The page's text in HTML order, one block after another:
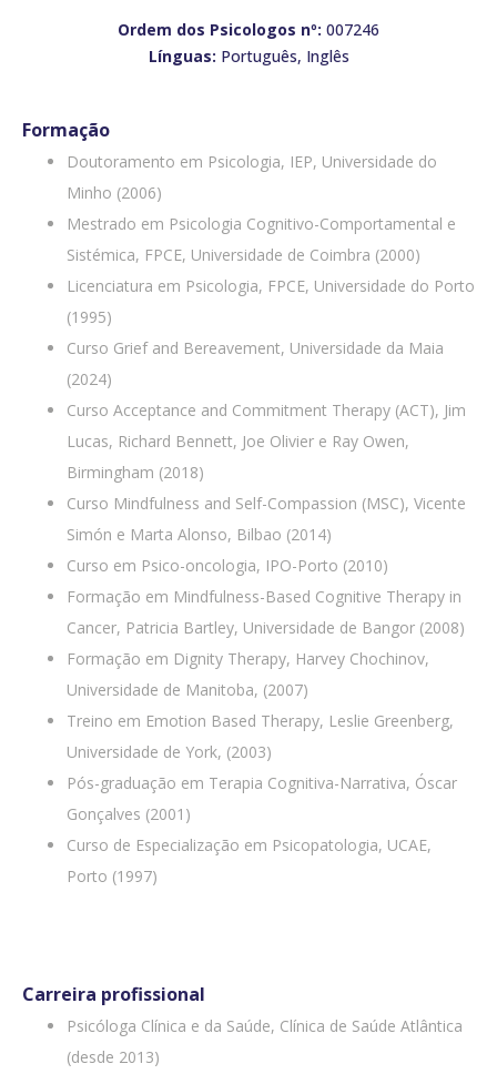
Ordem dos Psicologos nº: 007246
Línguas: Português, Inglês
Formação
Doutoramento em Psicologia, IEP, Universidade do
Minho (2006)
Mestrado em Psicologia Cognitivo-Comportamental e
Sistémica, FPCE, Universidade de Coimbra (2000)
Licenciatura em Psicologia, FPCE, Universidade do Porto
(1995)
Curso Grief and Bereavement, Universidade da Maia
(2024)
Curso Acceptance and Commitment Therapy (ACT), Jim
Lucas, Richard Bennett, Joe Olivier e Ray Owen,
Birmingham (2018)
Curso Mindfulness and Self-Compassion (MSC), Vicente
Simón e Marta Alonso, Bilbao (2014)
Curso em Psico-oncologia, IPO-Porto (2010)
Formação em Mindfulness-Based Cognitive Therapy in
Cancer, Patricia Bartley, Universidade de Bangor (2008)
Formação em Dignity Therapy, Harvey Chochinov,
Universidade de Manitoba, (2007)
Treino em Emotion Based Therapy, Leslie Greenberg,
Universidade de York, (2003)
Pós-graduação em Terapia Cognitiva-Narrativa, Óscar
Gonçalves (2001)
Curso de Especialização em Psicopatologia, UCAE,
Porto (1997)
Carreira profissional
Psicóloga Clínica e da Saúde, Clínica de Saúde Atlântica
(desde 2013)